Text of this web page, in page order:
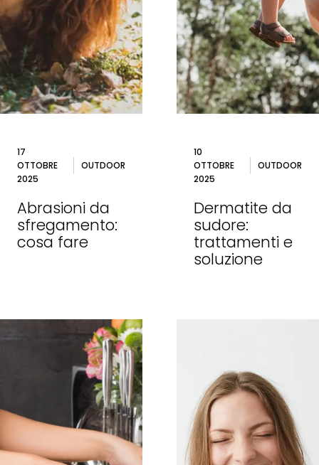
17
OTTOBRE
2025
OUTDOOR
Abrasioni da
sfregamento:
cosa fare
10
OTTOBRE
2025
OUTDOOR
Dermatite da
sudore:
trattamenti e
soluzione